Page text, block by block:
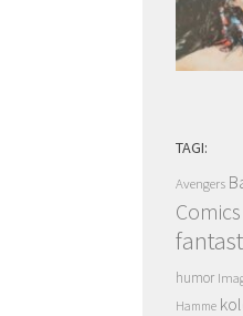
TAGI:
Avengers
Comics
humor
Hamme